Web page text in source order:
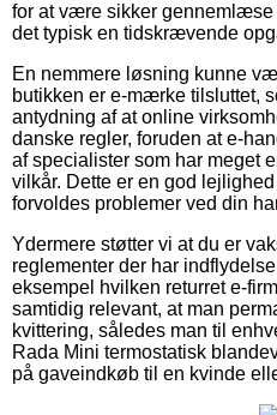
for at være sikker gennemlæse
det typisk en tidskrævende
En nemmere løsning kunne
butikken er e-mærke tilsluttet,
antydning af at online
danske regler, foruden at e-
af specialister som har meget
vilkår. Dette er en god
forvoldes problemer ved din
Ydermere støtter vi at du er
reglementer der har
eksempel hvilken returret e-
samtidig relevant, at man
kvittering, således man til
Rada Mini termostatisk
på gaveindkøb til en kvinde